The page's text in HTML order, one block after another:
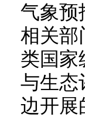
气象预
相关部
类国家
与生态
边开展